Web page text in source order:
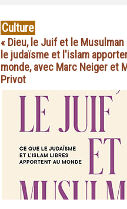
Culture
« Dieu, le Juif et le Musulman
le judaïsme et l'islam
monde, avec Marc Neiger et
Privot